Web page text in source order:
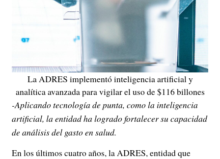
La ADRES implementó inteligencia artificial y
analítica avanzada para vigilar el uso de $116 billones
-Aplicando tecnología de punta, como la inteligencia
artificial, la entidad ha logrado fortalecer su capacidad
de análisis del gasto en salud.
En los últimos cuatro años, la ADRES, entidad que